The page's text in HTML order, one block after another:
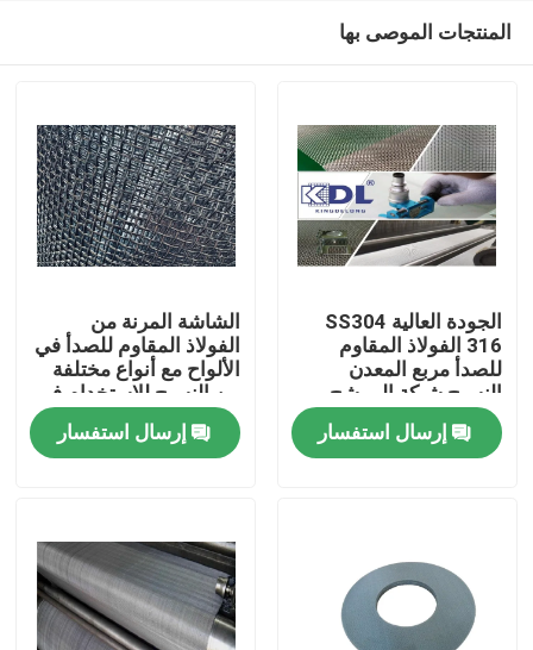
المنزل
المنتجات
حولنا
المنتجات الموصى بها
الجودة العالية SS304
316 الفولاذ المقاوم
للصدأ مربع المعدن
النسيج شبكة المرشح
إرسال استفسار
الشاشة المرنة من
الفولاذ المقاوم للصدأ في
الألواح مع أنواع مختلفة
من النسيج للاستخدام في
تصفية الصناعة
إرسال استفسار